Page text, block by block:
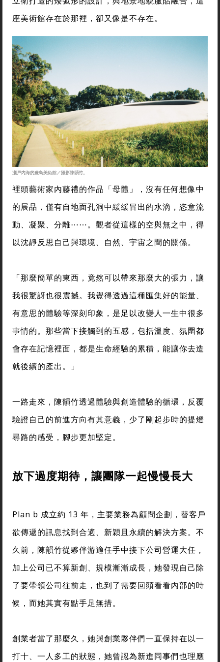
座美術館存在於那裡，卻又像是不存在。
瀬戸内海的豊島美術館／攝影陳韻竹。
裡頭藝術家內藤禮的作品「母體」，沒有任何想像中
的展品，僅有自地面孔洞中緩緩冒出的水滴，恣意流
動、凝聚、分離⋯⋯。觀者從這樣的空與無之中，得
以沈靜反思自己與環境、自然、宇宙之間的關係。
「那麼簡單的東西，竟然可以帶來那麼大的張力，讓
我很驚訝也很震撼。我覺得透過這種匯集好的能量、
有意思的體驗等深刻印象，是足以改變人一生中很多
事情的。那些當下接觸到的五感，包括溫度、氛圍都
會存在記憶裡面，都是生命經驗的累積，能讓你去造
就後續的產出。」
一路走來，陳韻竹透過體驗與創造體驗的循環，反覆
驗證自己的前進方向有其意義，少了剛起步時的提燈
尋路的感受，腳步更加堅定。
放下過度期待，讓團隊一起慢慢長大
Plan b 成立約 13 年，主要業務為顧問企劃，替客戶
欲傳遞的訊息找到合適、新穎且永續的解決方案。不
久前，陳韻竹從夥伴游適任手中接下公司營運大任，
加上公司已不算新創、規模漸漸成長，她發現自己除
了要帶領公司往前走，也到了需要回頭看看內部的時
候，而她其實有點手足無措。
創業者當了那麼久，她與創業夥伴們一直保持在以一
打十、一人多工的狀態，她曾認為新進同事們也理應